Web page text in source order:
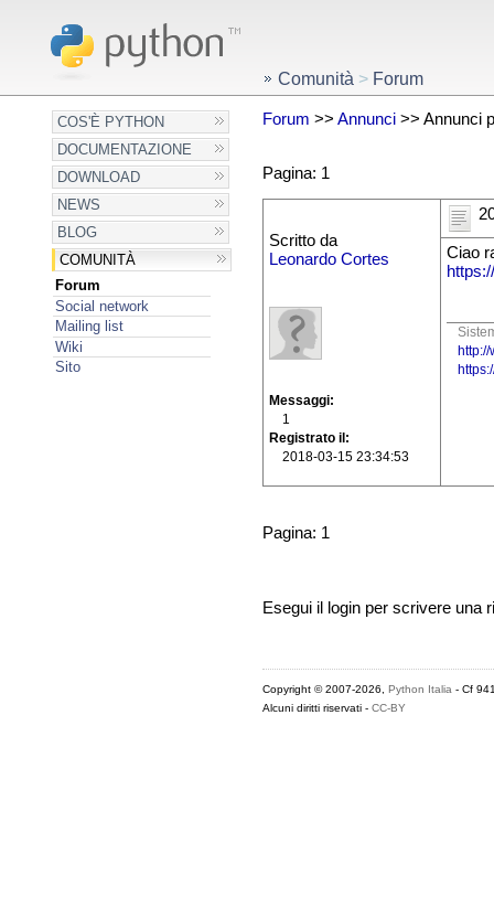
COS'È PYTHON
DOCUMENTAZIONE
DOWNLOAD
NEWS
BLOG
COMUNITÀ
Forum
Social network
Mailing list
Wiki
Sito
Comunità > Forum
Forum >> Annunci>> Annunci
Pagina: 1
Scritto da
Leonardo Cortes
Messaggi
1
Registrato il
2018-03-15 23:34:53
Ciao
Pagina: 1
Esegui il login per scrivere una
Copyright © 2007-2026, Python Italia- Cf
Alcuni diritti riservati - CC-BY